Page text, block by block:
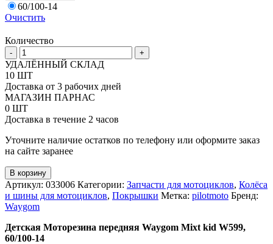
60/100-14
Очистить
Количество
-
Количество
товара
Моторезина
передняя
Waygom
Mixt
kid
60/100-
14
+
УДАЛЁННЫЙ СКЛАД
10 ШТ
Доставка от 3 рабочих дней
МАГАЗИН ПАРНАС
0 ШТ
Доставка в течение 2 часов
Уточните наличие остатков по телефону или оформите заказ
на сайте заранее
В корзину
Артикул: 033006 Категории: Запчасти для мотоциклов, Колёса
и шины для мотоциклов, Покрышки Метка: pilotmoto Бренд:
Waygom
Детская Моторезина передняя Waygom Mixt kid W599,
60/100-14